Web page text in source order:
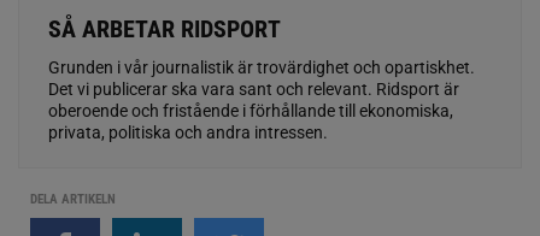
SÅ ARBETAR RIDSPORT
Grunden i vår journalistik är trovärdighet och opartiskhet.
Det vi publicerar ska vara sant och relevant. Ridsport är
oberoende och fristående i förhållande till ekonomiska,
privata, politiska och andra intressen.
DELA ARTIKELN